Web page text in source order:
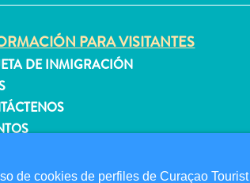
PARA VISITANTES
DE INMIGRACIÓN
de cookies de perfiles de Curaçao Tourist